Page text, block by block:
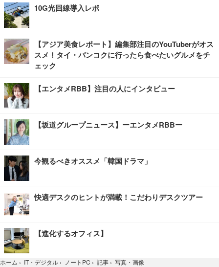
10G光回線導入レポ
【アジア美食レポート】編集部注目のYouTuberがオス
スメ！タイ・バンコクに行ったら食べたいグルメをチ
ェック
【エンタメRBB】注目の人にインタビュー
【坂道グループニュース】ーエンタメRBBー
今観るべきオススメ「韓国ドラマ」
快適デスクのヒントが満載！こだわりデスクツアー
【進化するオフィス】
ホーム › IT・デジタル › ノートPC › 記事 › 写真・画像